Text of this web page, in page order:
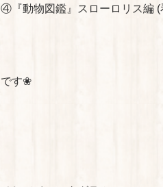
④『動物図鑑』スローロリス編 (
です❀